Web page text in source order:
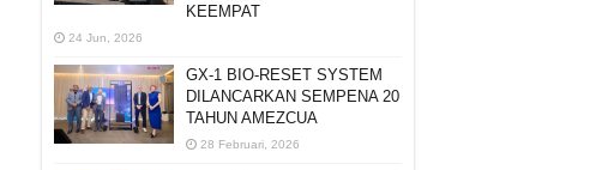
KEEMPAT
24 Jun, 2026
GX-1 BIO-RESET SYSTEM
DILANCARKAN SEMPENA 20
TAHUN AMEZCUA
28 Februari, 2026